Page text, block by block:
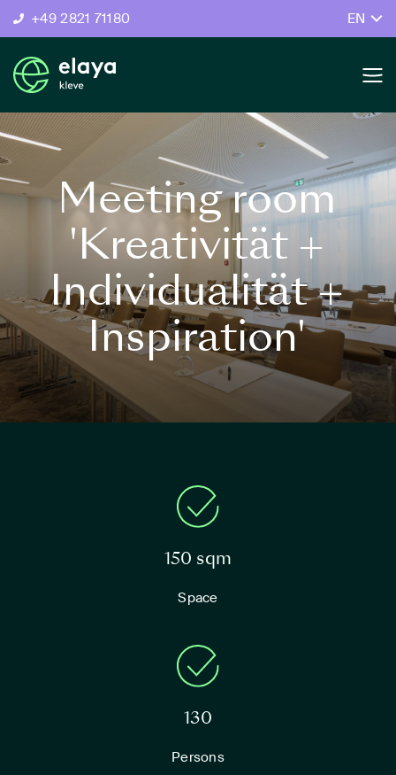
+49 2821 71180 EN
Meeting room
'Kreativität +
Individualität +
Inspiration'
150 sqm
Space
130
Persons